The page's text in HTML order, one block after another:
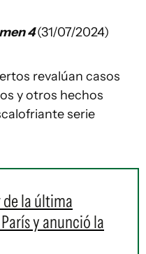
4(31/07/2024)
revalúan casos
y otros hechos
serie
la última
y anunció la